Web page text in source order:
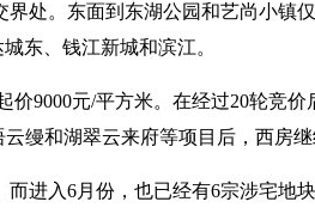
处。东面到东湖公园和艺尚小镇
东、钱江新城和滨江。
9000元/平方米。在经过20轮竞
缦和湖翠云来府等项目后，西房继
进入6月份，也已经有6宗涉宅地